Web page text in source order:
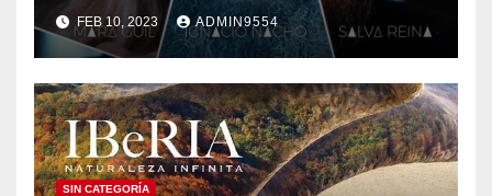
FEB 10, 2023 ADMIN9554
SIN CATEGORÍA